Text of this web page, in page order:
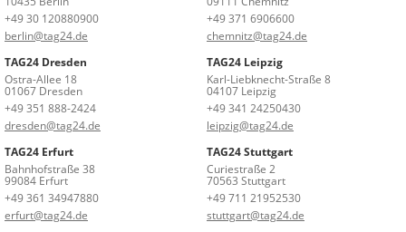
+49 30 120880900
berlin@tag24.de
+49 371 6906600
chemnitz@tag24.de
TAG24 Dresden
Ostra-Allee 18
01067 Dresden
+49 351 888-2424
dresden@tag24.de
TAG24 Leipzig
Karl-Liebknecht-Straße 8
04107 Leipzig
+49 341 24250430
leipzig@tag24.de
TAG24 Erfurt
Bahnhofstraße 38
99084 Erfurt
+49 361 34947880
erfurt@tag24.de
TAG24 Stuttgart
Curiestraße 2
70563 Stuttgart
+49 711 21952530
stuttgart@tag24.de